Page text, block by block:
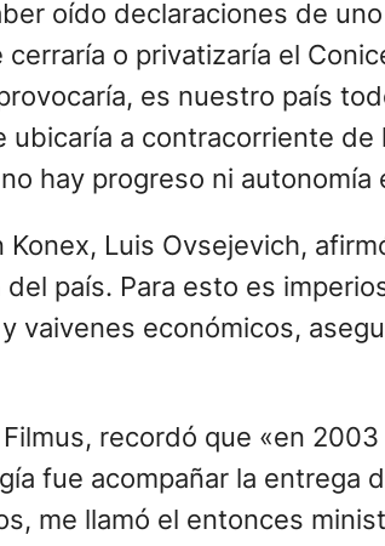
oído declaraciones de
o privatizaría el
es nuestro país
a contracorriente
hay progreso ni autonomía
Konex, Luis Ovsejevich,
país. Para esto es
vaivenes económicos,
recordó que «en
fue acompañar la
me llamó el entonces